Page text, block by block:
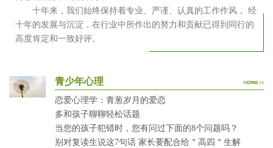
十年来，我们始终保持着专业、严谨、认真的工作作风， 经
十年的发展与沉淀，在行业中所作出的努力和贡献已得到同行的
高度肯定和一致好评。
青少年心理
恋爱心理学：青葱岁月的爱恋
多和孩子聊聊轻松话题
当您的孩子犯错时，您有问过下面的8个问题吗？
别对复读生说这7句话 家长要配合给＂高四＂生解